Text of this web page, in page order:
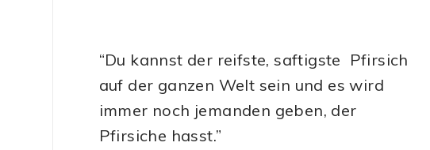
“Du kannst der reifste, saftigste Pfirsich
auf der ganzen Welt sein und es wird
immer noch jemanden geben, der
Pfirsiche hasst.”